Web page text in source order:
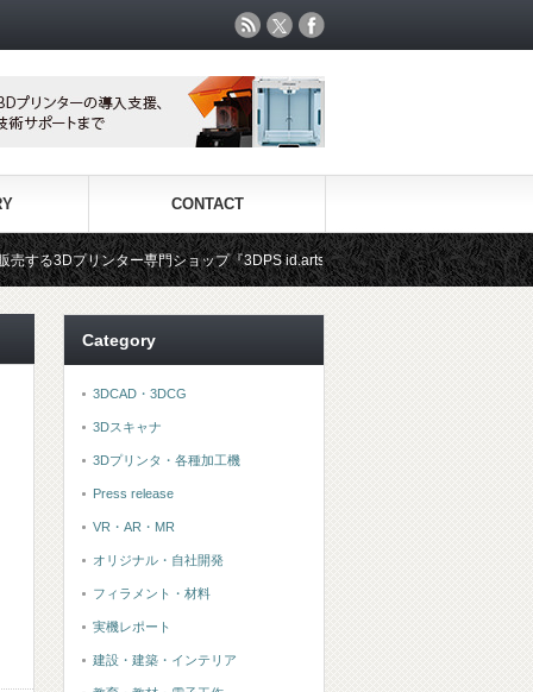
CONTACT
専門ショップ『3DPS id.arts』 3Dプリンタ用材料専門ショップ
Category
3DCAD・3DCG
3Dスキャナ
3Dプリンタ・各種加工機
Press release
VR・AR・MR
オリジナル・自社開発
フィラメント・材料
実機レポート
建設・建築・インテリア